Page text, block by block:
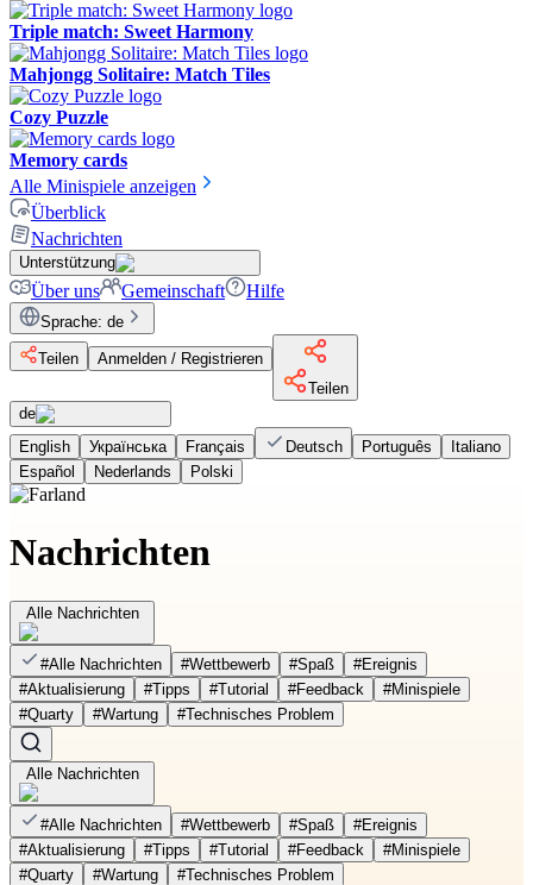
Triple match: Sweet Harmony
Mahjongg Solitaire: Match Tiles
Cozy Puzzle
Memory cards
Alle Minispiele anzeigen
Überblick
Nachrichten
Unterstützung
Über uns Gemeinschaft Hilfe
Sprache: de
Teilen
Anmelden / Registrieren
Teilen
de
English
Українська Français Deutsch Português
Italiano
Español
Nederlands Polski
Nachrichten
Alle Nachrichten
#Alle Nachrichten #Wettbewerb #Spaß #Ereignis
#Aktualisierung #Tipps #Tutorial #Feedback #Minispiele
#Quarty #Wartung #Technisches Problem
Alle Nachrichten
#Alle Nachrichten #Wettbewerb #Spaß #Ereignis
#Aktualisierung #Tipps #Tutorial #Feedback #Minispiele
#Quarty #Wartung #Technisches Problem